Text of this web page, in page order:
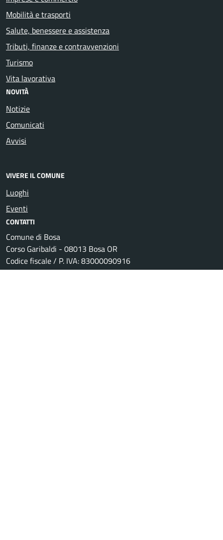
Mobilità e trasporti
Salute, benessere e assistenza
Tributi, finanze e contravvenzioni
Turismo
Vita lavorativa
NOVITÀ
Notizie
Comunicati
Avvisi
VIVERE IL COMUNE
Luoghi
Eventi
CONTATTI
Comune di Bosa
Corso Garibaldi - 08013 Bosa OR
Codice fiscale / P. IVA: 83000090916